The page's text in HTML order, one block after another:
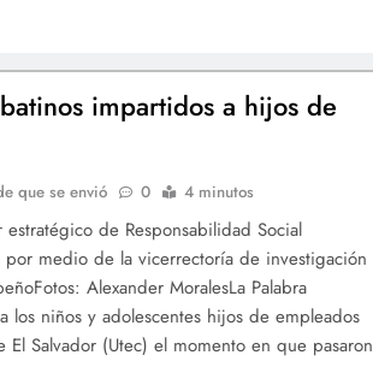
impartidos a hijos de
que se envió 0 4 minutos
de Responsabilidad Social
por medio de la vicerrectoría de investigación
Alexander MoralesLa Palabra
los niños y adolescentes hijos de empleados
Salvador (Utec) el momento en que pasaron